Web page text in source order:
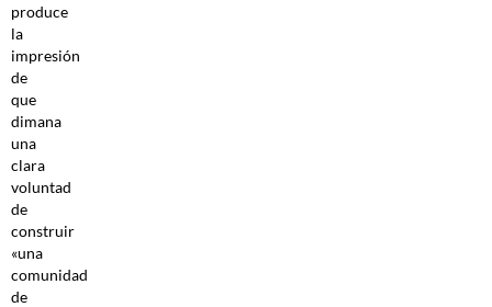
produce
la
impresión
de
que
dimana
una
clara
voluntad
de
construir
«una
comunidad
de